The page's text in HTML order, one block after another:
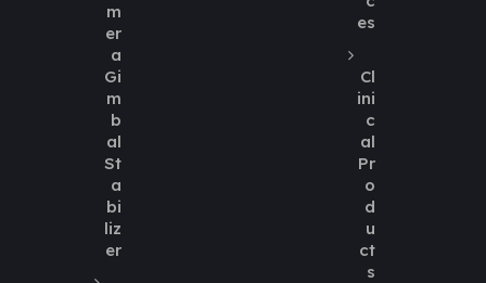
m
er
a
Gi
m
b
al
St
a
bi
liz
er
es
Cl
ini
c
al
Pr
o
d
u
ct
s